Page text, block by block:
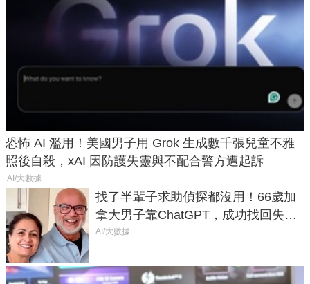
恐怖 AI 濫用！美國男子用 Grok 生成數千張兒童不雅
照後自殺，xAI 因防護失靈與不配合警方遭起訴
AI/大數據
找了半輩子求助偵探都沒用！66歲加
拿大男子靠ChatGPT，成功找回失散
50年家人
AI/大數據